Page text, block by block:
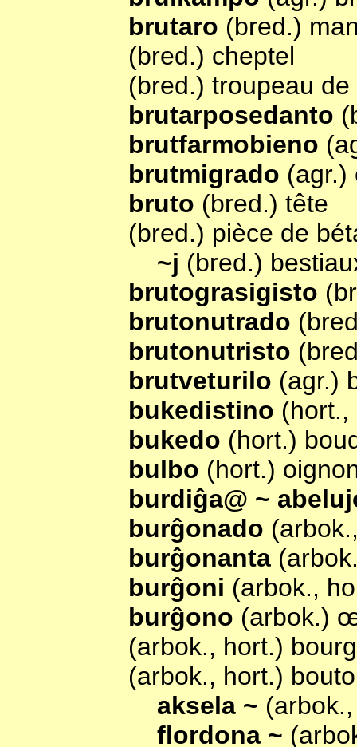
brutaro (bred.)
(bred.) cheptel
(bred.) troupeau de
brutarposedanto
brutfarmobieno
brutmigrado (agr.)
bruto (bred.) tête
(bred.) pièce de
~j (bred.)
brutograsigisto
brutonutrado
brutonutristo
brutveturilo (agr.)
bukedistino (hort.,
bukedo (hort.)
bulbo (hort.)
burdiĝa@ ~
burĝonado
burĝonanta
burĝoni (arbok.,
burĝono (arbok.)
(arbok., hort.)
(arbok., hort.)
aksela ~
flordona ~